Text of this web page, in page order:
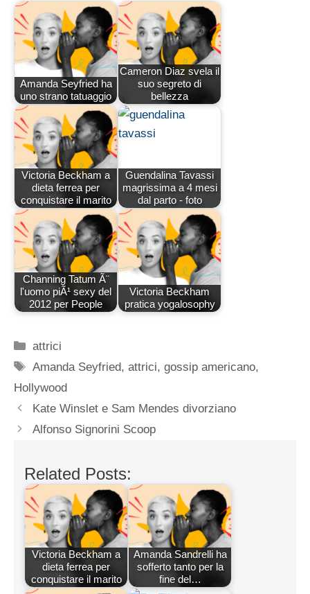
Amanda Seyfried ha
uno strano tatuaggio
Cameron Diaz svela il
suo segreto di
bellezza
Victoria Beckham a
dieta ferrea per
conquistare il marito
Guendalina Tavassi
magrissima a 4 mesi
dal parto - foto
Channing Tatum Ã¨
l'uomo piÃ¹ sexy del
2012 per People
Victoria Beckham
pratica yogalosophy
Categorie
attrici
Tag
Amanda Seyfried,attrici,gossip americano,
Hollywood
Kate Winslet e Sam Mendes divorziano
Alfonso Signorini Scoop
Related Posts:
Victoria Beckham a
dieta ferrea per
conquistare il marito
Amanda Sandrelli ha
sofferto tanto per la
fine del…